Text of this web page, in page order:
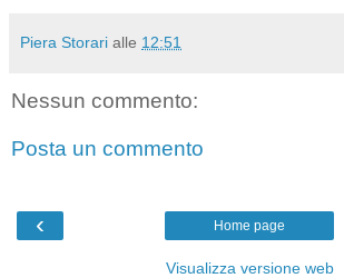
Piera Storari alle 12:51
Nessun commento:
Posta un commento
‹ Home page
Visualizza versione web